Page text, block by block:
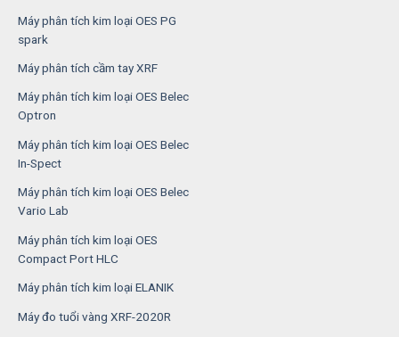
Máy phân tích kim loại OES PG
spark
Máy phân tích cầm tay XRF
Máy phân tích kim loại OES Belec
Optron
Máy phân tích kim loại OES Belec
In-Spect
Máy phân tích kim loại OES Belec
Vario Lab
Máy phân tích kim loại OES
Compact Port HLC
Máy phân tích kim loại ELANIK
Máy đo tuổi vàng XRF-2020R